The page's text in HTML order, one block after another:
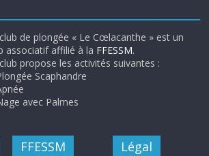
de plongée « Le Cœlacanthe » est un
associatif affilié à la FFESSM.
propose les activités suivantes :
Scaphandre
avec Palmes
FFESSM Légal